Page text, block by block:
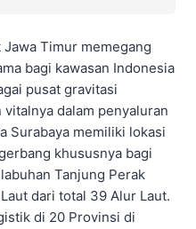
Timur memegang
bagi kawasan Indonesia
pusat gravitasi
dalam penyaluran
Surabaya memiliki lokasi
khususnya bagi
Tanjung Perak
dari total 39 Alur Laut.
di 20 Provinsi di